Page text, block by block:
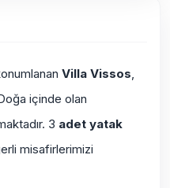
Villa Vissos,
içinde olan
3 adet yatak
misafirlerimizi